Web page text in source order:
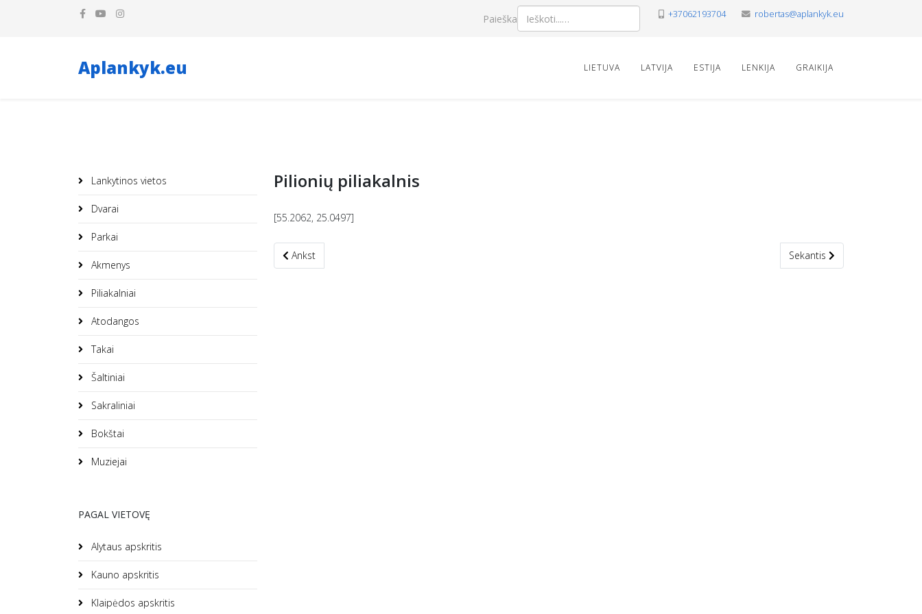
Paieška +37062193704 robertas@aplankyk.eu
Aplankyk.eu LIETUVA LATVIJA ESTIJA LENKIJA GRAIKIJA
Lankytinos vietos
Dvarai
Parkai
Akmenys
Piliakalniai
Atodangos
Takai
Šaltiniai
Sakraliniai
Bokštai
Muziejai
PAGAL VIETOVĘ
Alytaus apskritis
Kauno apskritis
Klaipėdos apskritis
Pilionių piliakalnis
[55.2062, 25.0497]
Ankstesnis straipsnis: Piepalių piliakalnis / Babtyno piliakalnis
Ankst Kitas straipsnis: Platelių
Sekantis